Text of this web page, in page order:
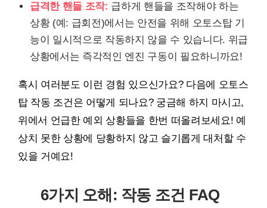
급격한 핸들 조작: 급하게 핸들을 조작해야 하는
상황 (예: 급회전)에서는 안전을 위해 오토스탑 기
능이 일시적으로 작동하지 않을 수 있습니다. 위급
상황에서는 즉각적인 엔진 구동이 필요하니까요!
혹시 여러분도 이런 경험 있으신가요? 다음에 오토스
탑 작동 조건은 어떻게 되나요? 궁금해 하지 마시고,
위에서 언급한 예외 상황들을 한번 떠올려보세요! 예
상치 못한 상황에 당황하지 않고 슬기롭게 대처할 수
있을 거예요!
6가지 오해: 작동 조건 FAQ